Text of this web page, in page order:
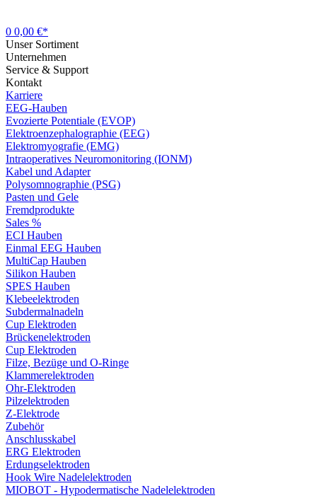
0 0,00 €*
Unser Sortiment
Unternehmen
Service & Support
Kontakt
Karriere
EEG-Hauben
Evozierte Potentiale (EVOP)
Elektroenzephalographie (EEG)
Elektromyografie (EMG)
Intraoperatives Neuromonitoring (IONM)
Kabel und Adapter
Polysomnographie (PSG)
Pasten und Gele
Fremdprodukte
Sales %
ECI Hauben
Einmal EEG Hauben
MultiCap Hauben
Silikon Hauben
SPES Hauben
Klebeelektroden
Subdermalnadeln
Cup Elektroden
Brückenelektroden
Cup Elektroden
Filze, Bezüge und O-Ringe
Klammerelektroden
Ohr-Elektroden
Pilzelektroden
Z-Elektrode
Zubehör
Anschlusskabel
ERG Elektroden
Erdungselektroden
Hook Wire Nadelelektroden
MIOBOT - Hypodermatische Nadelelektroden